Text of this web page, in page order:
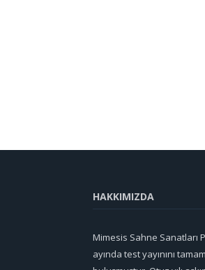
HAKKIMIZDA
Mimesis Sahne Sanatları
ayında test yayınını